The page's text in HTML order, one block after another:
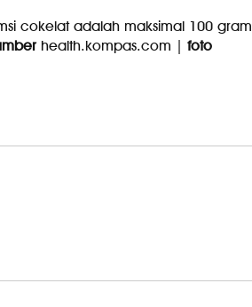
cokelat adalah maksimal 100 gram
health.kompas.com | foto